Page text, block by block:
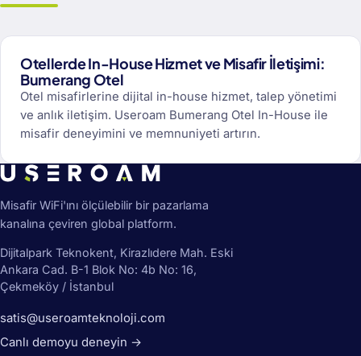
Otellerde In-House Hizmet ve Misafir İletişimi:
Bumerang Otel
Otel misafirlerine dijital in-house hizmet, talep yönetimi
ve anlık iletişim. Useroam Bumerang Otel In-House ile
misafir deneyimini ve memnuniyeti artırın.
Misafir WiFi'ını ölçülebilir bir pazarlama
kanalına çeviren global platform.
Dijitalpark Teknokent, Kirazlıdere Mah. Eski
Ankara Cad. B-1 Blok No: 4b No: 16,
Çekmeköy / İstanbul
satis@useroamteknoloji.com
Canlı demoyu deneyin →